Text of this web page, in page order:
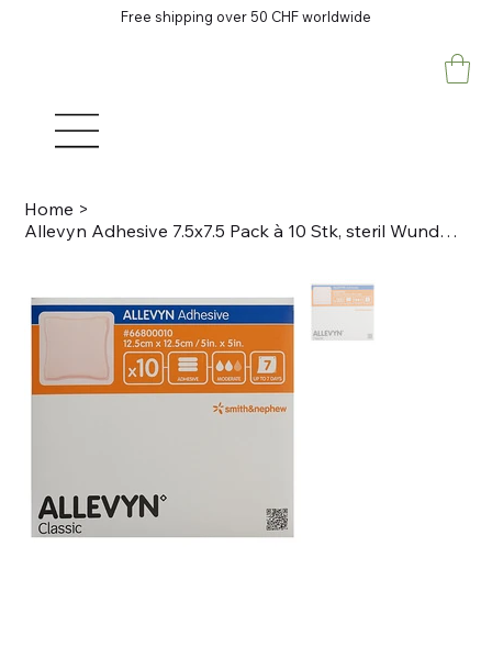
Free shipping over 50 CHF worldwide
Home >
Allevyn Adhesive 7.5x7.5 Pack à 10 Stk, steril Wundverband